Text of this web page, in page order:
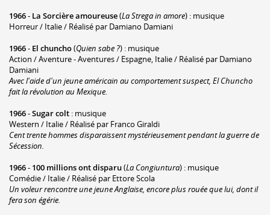
1966- La Sorcière amoureuse(La Strega in amore) : musique
Horreur / Italie / Réalisé par Damiano Damiani
1966- El chuncho(Quien sabe ?) : musique
Action / Aventure - Aventures / Espagne, Italie / Réalisé par Damiano
Damiani
Avec l'aide d'un jeune américain au comportement suspect, El Chuncho
fait la révolution au Mexique.
1966-Sugar colt : musique
Western / Italie / Réalisé par Franco Giraldi
Cent trente hommes disparaissent mystérieusement pendant la guerre de
Sécession.
1966- 100 millions ont disparu(La Congiuntura) : musique
Comédie / Italie / Réalisé par Ettore Scola
Un voleur rencontre une jeune Anglaise, encore plus rouée que lui, dont il
fera son égérie.